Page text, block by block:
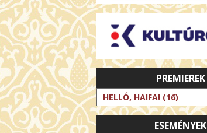
PREMIEREK
HELLÓ, HAIFA! (16)
ESEMÉNYEK